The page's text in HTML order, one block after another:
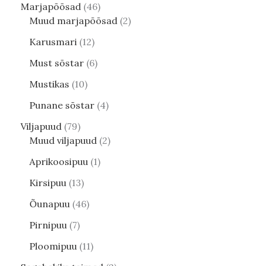
Marjapõõsad 46
Muud marjapõõsad 2
Karusmari 12
Must sõstar 6
Mustikas 10
Punane sõstar 4
Viljapuud 79
Muud viljapuud 2
Aprikoosipuu 1
Kirsipuu 13
Õunapuu 46
Pirnipuu 7
Ploomipuu 11